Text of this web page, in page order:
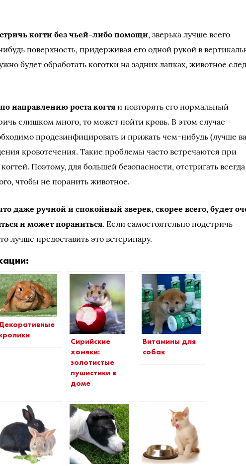
когти без чьей-либо помощи, зверька лучше всего
поверхность, придерживая его одной рукой в
будет обработать коготки на задних лапках, животное
направлению роста когтяи повторять его нормальный
слишком много, то может пойти кровь. В этом случае
продезинфицировать и прижать чем-нибудь (лучше
кровотечения. Такие проблемы часто встречаются при
Поэтому, для большей безопасности, отстригать всегда
чтобы не поранить животное.
даже ручной и спокойный зверек, скорее всего, будет
и мо­жет пораниться. Если самостоятельно подстричь
лучше предоставить это ветеринару.
Сирийские
хомяки:
золотистые
пушистики в
доме
Витамины для
собак